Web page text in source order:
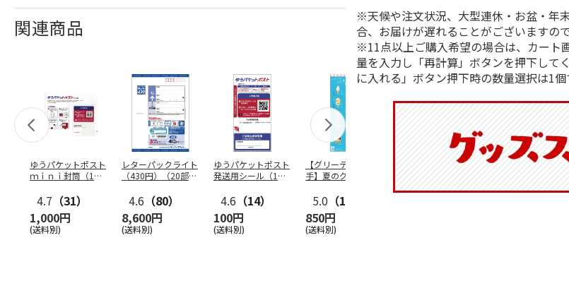
関連商品
ゆうパケットポスト
ｍｉｎｉ封筒（1個
4.7 （31）
1,000円
(送料別)
レターパックライト
（430円）（20部セ
4.6 （80）
8,600円
(送料別)
ゆうパケットポスト
発送用シール（1個
4.6 （14）
100円
(送料別)
【グリーティング切
手】夏のグリーティ
5.0 （10）
850円
(送料別)
【グリーティング切
手】夏のグリーティ
ング（110円）
レターパックプラス
（600円）（20部セ
ット）
※天候や注文状況、大型連休・お盆・年
合、お届けが遅れることがございますの
※11点以上ご購入希望の場合は、カート
量を入力し「再計算」ボタンを押下して
に入れる」ボタン押下時の数量選択は1個